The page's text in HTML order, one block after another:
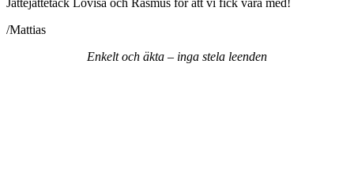
Jättejättetack Lovisa och Rasmus för att vi fick vara med!
/Mattias
Enkelt och äkta – inga stela leenden